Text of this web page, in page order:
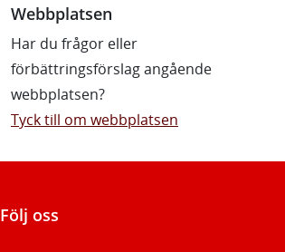
Webbplatsen
Har du frågor eller
förbättringsförslag angående
webbplatsen?
Tyck till om webbplatsen
Följ oss